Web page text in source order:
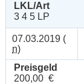
LKL/Art
3 4 5 LP
07.03.2019 (
n)
Preisgeld
200,00 €